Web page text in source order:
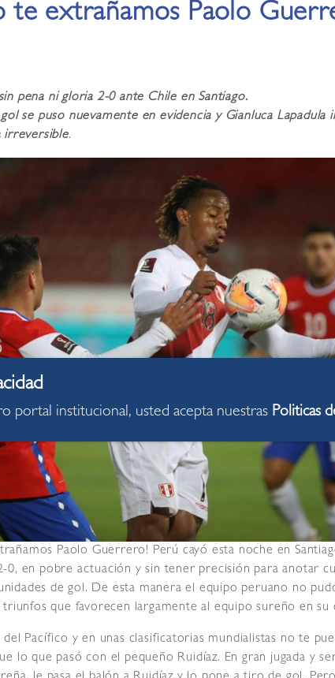
te extrañamos Paolo
pena ni gloria 2-0 ante Chile en Santiago.
se puso nuevamente en evidencia y Gianluca Lapadula
irreversible.
Paolo Guerrero! Perú cayó esta noche en
0, en pobre actuación y sin tener precisión para anotar
de gol. De esta manera el equipo peruano no
triunfos que favorecen largamente al equipo sureño en su
del Pacífico y en unas clasificatorias mundialistas no te
lo que pasó con el pequeño Ruidíaz. En gran jugada y
portal institucional, usted acepta nuestras Politicas